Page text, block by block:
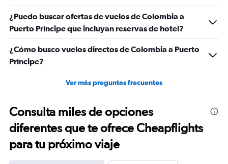
¿Puedo buscar ofertas de vuelos de Colombia a
Puerto Príncipe que incluyan reservas de hotel?
¿Cómo busco vuelos directos de Colombia a Puerto
Príncipe?
Ver más preguntas frecuentes
Consulta miles de opciones
diferentes que te ofrece Cheapflights
para tu próximo viaje